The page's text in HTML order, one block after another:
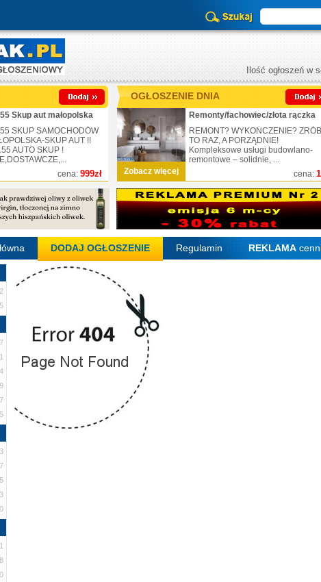
Ilość ogłoszeń w
cena: 999zł
Skup aut małopolska
SKUP SAMOCHODÓW
SKUP AUT !!
AUTO SKUP !
OGŁOSZENIE DNIA
Zobacz więcej cena:
Remonty/fachowiec/złota rączka
REMONT? WYKOŃCZENIE? ZRÓB
TO RAZ, A PORZĄDNIE!
Kompleksowe usługi budowlano-
remontowe – solidnie, ...
DODAJ OGŁOSZENIE Regulamin REKLAMA